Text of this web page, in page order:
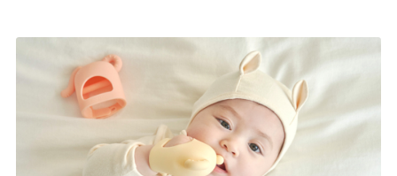
ても大切です。 毎日使うアイテムを変えるだけで、育児が少しラ
まとめ 赤ちゃんのために、毎日
清潔に使いたい哺乳瓶。 MOYUUMのシリコン哺乳瓶ブラシは、
うれしいポイントがたくさん詰まったアイテムです。 毎日の哺乳
ではないでしょうか。 特に赤ちゃんは大人よりも体温が高く、体
温調節機能が未熟です。 そのため、暑すぎても寒すぎても体調を
崩す原因になることがあります。 この記事では、5月の気温に
合わせた赤ちゃんの服装選びのポイントや、月齢別のおすすめコ
5月の
気候の特徴 5月は春から初夏へ移り変わる季節です。 地域によっ
て差はありますが、平均気温は15〜25℃程度。 1日の中で10℃近